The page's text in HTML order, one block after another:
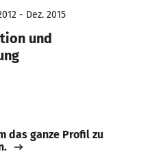
- Dez. 2015
und
das ganze Profil zu